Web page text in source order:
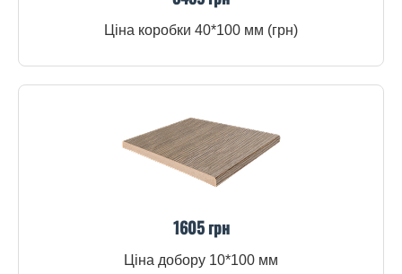
Ціна коробки 40*100 мм (грн)
1605 грн
Ціна добору 10*100 мм